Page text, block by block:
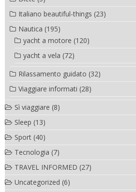
Italiano beautiful-things (23)
Nautica (195)
yacht a motore (120)
yacht a vela (72)
Rilassamento guidato (32)
Viaggiare informati (28)
Sì viaggiare (8)
Sleep (13)
Sport (40)
Tecnologia (7)
TRAVEL INFORMED (27)
Uncategorized (6)